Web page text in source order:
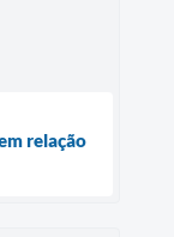
relação